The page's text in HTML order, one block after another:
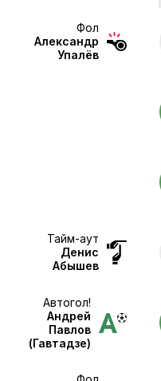
Фол
Александр
Упалёв
Тайм-аут
Денис
Абышев
Автогол!
Андрей
Павлов
(Гавтадзе)